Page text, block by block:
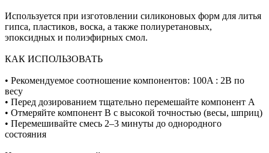
Используется при изготовлении силиконовых форм для литья
гипса, пластиков, воска, а также полиуретановых,
эпоксидных и полиэфирных смол.
КАК ИСПОЛЬЗОВАТЬ
• Рекомендуемое соотношение компонентов: 100A : 2B по
весу
• Перед дозированием тщательно перемешайте компонент A
• Отмеряйте компонент B с высокой точностью (весы, шприц)
• Перемешивайте смесь 2–3 минуты до однородного
состояния